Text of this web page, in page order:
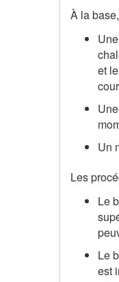
À la
et
Un
Les
Le
Le
est